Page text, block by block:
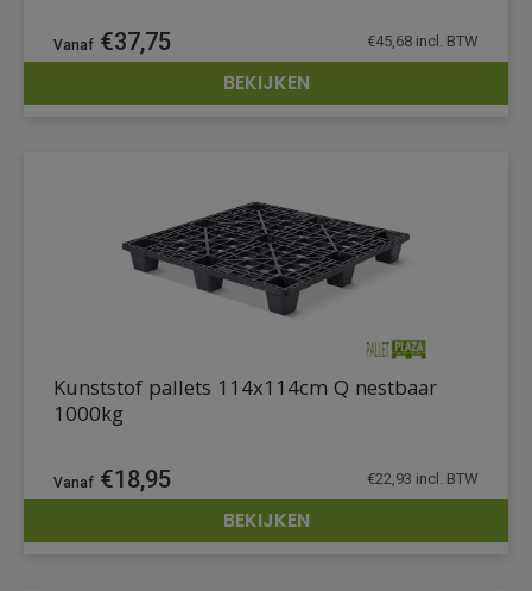
DETAILS
€37,75 €45,68 incl. BTW
BEKIJKEN
DETAILS
Kunststof pallets 114x114cm Q nestbaar
1000kg
€18,95 €22,93 incl. BTW
BEKIJKEN